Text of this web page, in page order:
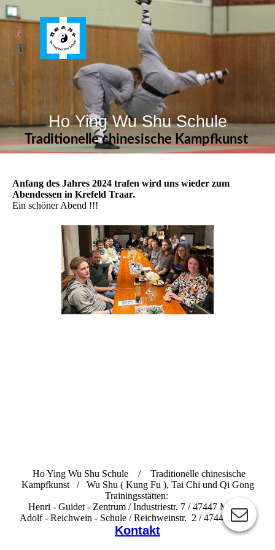
Ho Ying Wu Shu Schule
Traditionelle chinesische Kampfkunst
Anfang des Jahres 2024 trafen wird uns wieder zum
Abendessen in Krefeld Traar.
Ein schöner Abend !!!
Ho Ying Wu Shu Schule / Traditionelle chinesische
Kampfkunst / Wu Shu ( Kung Fu ), Tai Chi und Qi Gong
Trainingsstätten:
Henri - Guidet - Zentrum / Industriestr. 7 / 47447 Moers
Adolf - Reichwein - Schule / Reichweinstr. 2 / 47441 Moers
Kontakt